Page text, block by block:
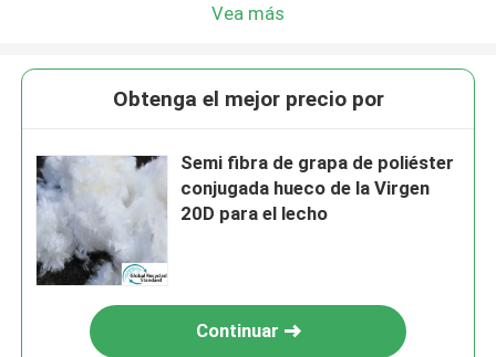
Vea más
Obtenga el mejor precio por
Semi fibra de grapa de poliéster
conjugada hueco de la Virgen
20D para el lecho
Continuar